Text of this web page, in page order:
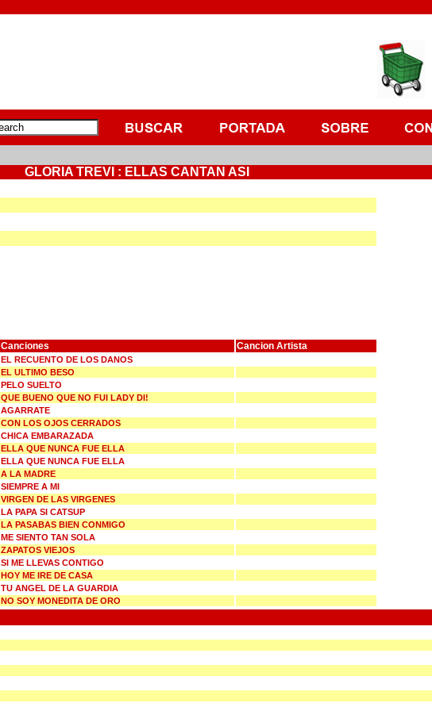
GLORIA TREVI : ELLAS CANTAN ASI
Canciones Cancion Artista
EL RECUENTO DE LOS DANOS
EL ULTIMO BESO
PELO SUELTO
QUE BUENO QUE NO FUI LADY DI!
AGARRATE
CON LOS OJOS CERRADOS
CHICA EMBARAZADA
ELLA QUE NUNCA FUE ELLA
ELLA QUE NUNCA FUE ELLA
A LA MADRE
SIEMPRE A MI
VIRGEN DE LAS VIRGENES
LA PAPA SI CATSUP
LA PASABAS BIEN CONMIGO
ME SIENTO TAN SOLA
ZAPATOS VIEJOS
SI ME LLEVAS CONTIGO
HOY ME IRE DE CASA
TU ANGEL DE LA GUARDIA
NO SOY MONEDITA DE ORO